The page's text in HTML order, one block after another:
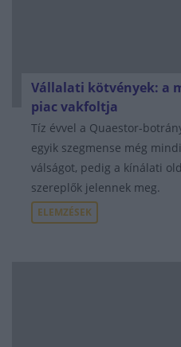
Vállalati kötvények: a
piac vakfoltja
Tíz évvel a Quaestor-
egyik szegmense még
válságot, pedig a kínálati
szereplők jelennek meg.
ELEMZÉSEK